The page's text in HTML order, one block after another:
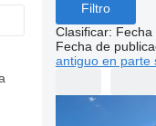
Filtro
Clasificar: Fecha
Fecha de
antiguo en parte